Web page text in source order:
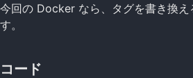
今回の Docker なら、タグを書き換
す。
コード